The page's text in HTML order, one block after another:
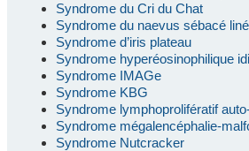
Syndrome du Cri du Chat
Syndrome du naevus sébacé
Syndrome d’iris plateau
Syndrome hyperéosinophilique
Syndrome IMAGe
Syndrome KBG
Syndrome lymphoprolifératif
Syndrome mégalencéphalie-
Syndrome Nutcracker